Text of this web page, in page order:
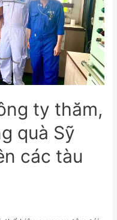
ty thăm,
quà Sỹ
các tàu